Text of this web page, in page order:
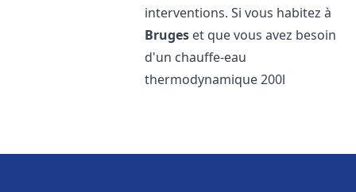
interventions. Si vous habitez à
Bruges et que vous avez besoin
d'un chauffe-eau
thermodynamique 200l